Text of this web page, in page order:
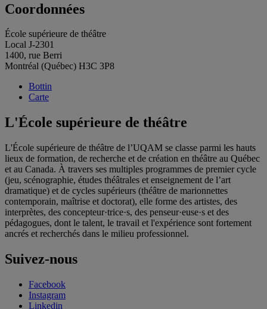
Coordonnées
École supérieure de théâtre
Local J-2301
1400, rue Berri
Montréal (Québec) H3C 3P8
Bottin
Carte
L'École supérieure de théâtre
L'École supérieure de théâtre de l’UQAM se classe parmi les hauts
lieux de formation, de recherche et de création en théâtre au Québec
et au Canada. À travers ses multiples programmes de premier cycle
(jeu, scénographie, études théâtrales et enseignement de l’art
dramatique) et de cycles supérieurs (théâtre de marionnettes
contemporain, maîtrise et doctorat), elle forme des artistes, des
interprètes, des concepteur·trice·s, des penseur·euse·s et des
pédagogues, dont le talent, le travail et l'expérience sont fortement
ancrés et recherchés dans le milieu professionnel.
Suivez-nous
Facebook
Instagram
Linkedin